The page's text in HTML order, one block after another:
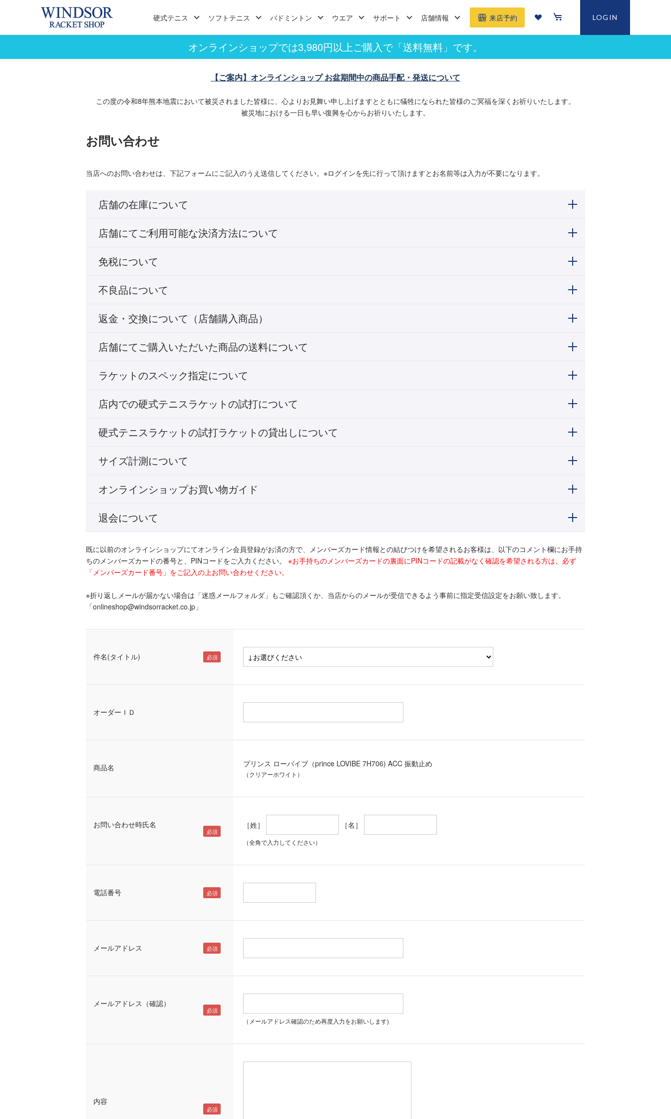
硬式テニス ソフトテニス バドミントン ウエア サポート 店舗情報 来店予約 LOGIN
オンラインショップでは3,980円以上ご購入で「送料無料」です。
【ご案内】オンラインショップ お盆期間中の商品手配・発送について
この度の令和8年熊本地震において被災されました皆様に、心よりお見舞い申し上げますとともに犠牲になられた皆様のご冥福を深くお祈りいたします。
被災地における一日も早い復興を心からお祈りいたします。
お問い合わせ
当店へのお問い合わせは、下記フォームにご記入のうえ送信してください。※ログインを先に行って頂けますとお名前等は入力が不要になります。
店舗の在庫について
店舗にてご利用可能な決済方法について
免税について
不良品について
返金・交換について（店舗購入商品）
店舗にてご購入いただいた商品の送料について
ラケットのスペック指定について
店内での硬式テニスラケットの試打について
硬式テニスラケットの試打ラケットの貸出しについて
サイズ計測について
オンラインショップお買い物ガイド
退会について
既に以前のオンラインショップにてオンライン会員登録がお済の方で、メンバーズカード情報との結びつけを希望されるお客様は、以下のコメント欄にお手持
ちのメンバーズカードの番号と、PINコードをご入力ください。 ※お手持ちのメンバーズカードの裏面にPINコードの記載がなく確認を希望される方は、必ず
「メンバーズカード番号」をご記入の上お問い合わせください。
※折り返しメールが届かない場合は「迷惑メールフォルダ」もご確認頂くか、当店からのメールが受信できるよう事前に指定受信設定をお願い致します。
「onlineshop@windsorracket.co.jp」
件名(タイトル)
オーダーＩＤ
商品名 プリンス ローバイブ（prince LOVIBE 7H706) ACC 振動止め
（クリアーホワイト）
お問い合わせ時氏名 ［姓］ ［名］
（全角で入力してください）
電話番号
メールアドレス
メールアドレス（確認）
（メールアドレス確認のため再度入力をお願いします)
内容